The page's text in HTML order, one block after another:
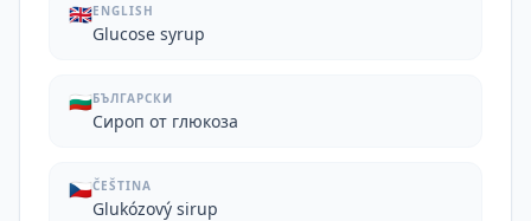
🇬🇧ENGLISH
Glucose syrup
🇧🇬БЪЛГАРСКИ
Сироп от глюкоза
🇨🇿ČEŠTINA
Glukózový sirup